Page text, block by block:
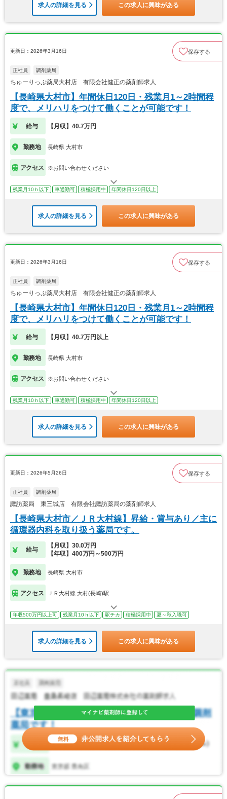
求人の詳細を見る この求人に興味がある
更新日：2026年3月16日 保存する
正社員 調剤薬局
ちゅーりっぷ薬局大村店 有限会社健正の薬剤師求人
【長崎県大村市】年間休日120日・残業月1～2時間程
度で、メリハリをつけて働くことが可能です！
給与 【月収】40.7万円
勤務地 長崎県 大村市
アクセス ※お問い合わせください
残業月10ｈ以下 車通勤可 積極採用中 年間休日120日以上
求人の詳細を見る この求人に興味がある
更新日：2026年3月16日 保存する
正社員 調剤薬局
ちゅーりっぷ薬局大村店 有限会社健正の薬剤師求人
【長崎県大村市】年間休日120日・残業月1～2時間程
度で、メリハリをつけて働くことが可能です！
給与 【月収】40.7万円以上
勤務地 長崎県 大村市
アクセス ※お問い合わせください
残業月10ｈ以下 車通勤可 積極採用中 年間休日120日以上
求人の詳細を見る この求人に興味がある
更新日：2026年5月26日 保存する
正社員 調剤薬局
諏訪薬局 東三城店 有限会社諏訪薬局の薬剤師求人
【長崎県大村市／ＪＲ大村線】昇給・賞与あり／主に
循環器内科を取り扱う薬局です。
給与
【月収】30.0万円
【年収】400万円～500万円
勤務地 長崎県 大村市
アクセス ＪＲ大村線 大村(長崎)駅
年収500万円以上可 残業月10ｈ以下 駅チカ 積極採用中 夏～秋入職可
求人の詳細を見る この求人に興味がある